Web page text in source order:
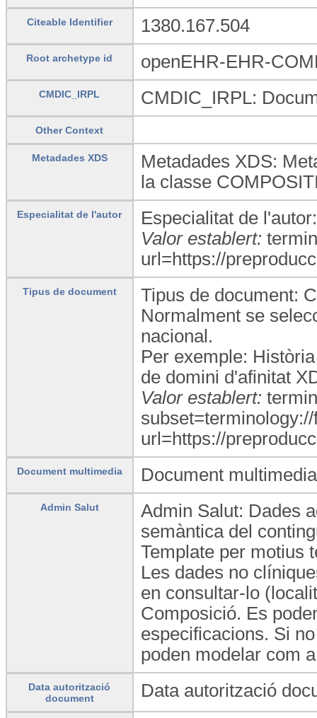
Citeable Identifier 1380.167.504
Root archetype id openEHR-EHR-
CMDIC_IRPL CMDIC_IRPL:
Other Context
Metadades XDS
Metadades XDS:
la classe
Especialitat de l'autor
Especialitat de
Valor establert:
url=https://
Tipus de document
Tipus de document:
Normalment se
nacional.
Per exemple:
de domini d'afinitat
Valor establert:
url=https://
Document multimedia Document
Admin Salut
Admin Salut: Dades
semàntica del
Template per motius
Les dades no
en consultar-lo
Composició. Es
especificacions. Si
poden modelar com
Data autorització
document
Data autorització